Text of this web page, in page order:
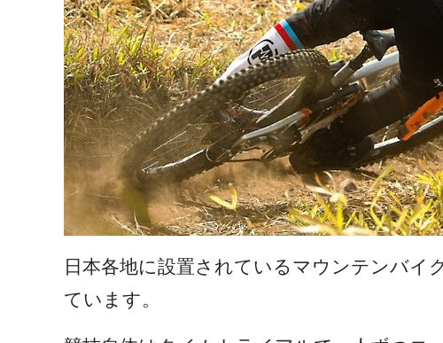
日本各地に設置されているマウンテンバイ
ています。